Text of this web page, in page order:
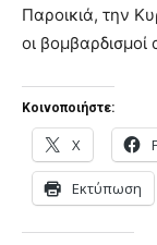
Παροικιά, την
οι
Κοινοποιήστε:
X
Εκτύπωση